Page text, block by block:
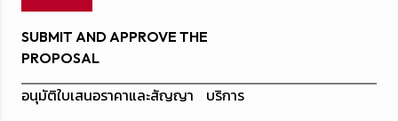
SUBMIT AND APPROVE THE
PROPOSAL
อนุมัติใบเสนอราคาและสัญญา บริการ